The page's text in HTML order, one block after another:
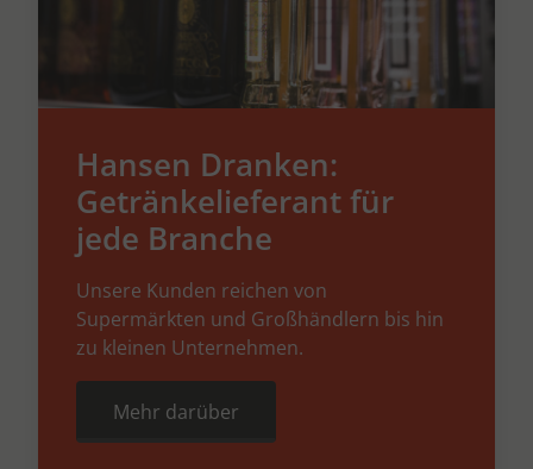
Hansen Dranken:
Getränkelieferant für
jede Branche
Unsere Kunden reichen von
Supermärkten und Großhändlern bis hin
zu kleinen Unternehmen.
Mehr darüber